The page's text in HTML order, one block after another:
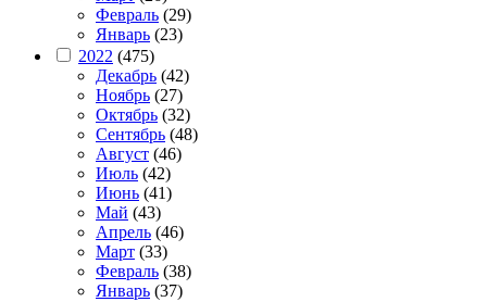
Февраль (29)
Январь (23)
2022 (475)
Декабрь (42)
Ноябрь (27)
Октябрь (32)
Сентябрь (48)
Август (46)
Июль (42)
Июнь (41)
Май (43)
Апрель (46)
Март (33)
Февраль (38)
Январь (37)